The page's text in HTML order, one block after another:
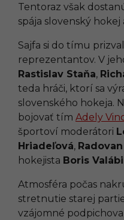
Tentoraz však
spája slovenský
Sajfa si do tímu
reprezentantov. V
Rastislav Staňa,
teda hráči, ktorí sa
slovenského hokeja.
bojovať tím Adely
športoví moderátori
Hriadeľová,
hokejista Boris
Atmosféra počas
stretnutie starej
vzájomné